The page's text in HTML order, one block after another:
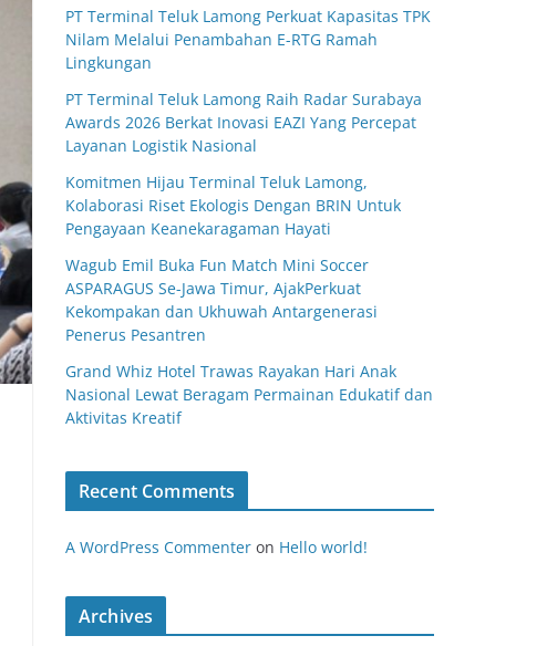
PT Terminal Teluk Lamong Perkuat Kapasitas TPK
Nilam Melalui Penambahan E-RTG Ramah
Lingkungan
PT Terminal Teluk Lamong Raih Radar Surabaya
Awards 2026 Berkat Inovasi EAZI Yang Percepat
Layanan Logistik Nasional
Komitmen Hijau Terminal Teluk Lamong,
Kolaborasi Riset Ekologis Dengan BRIN Untuk
Pengayaan Keanekaragaman Hayati
Wagub Emil Buka Fun Match Mini Soccer
ASPARAGUS Se-Jawa Timur, AjakPerkuat
Kekompakan dan Ukhuwah Antargenerasi
Penerus Pesantren
Grand Whiz Hotel Trawas Rayakan Hari Anak
Nasional Lewat Beragam Permainan Edukatif dan
Aktivitas Kreatif
Recent Comments
A WordPress Commenter on Hello world!
Archives